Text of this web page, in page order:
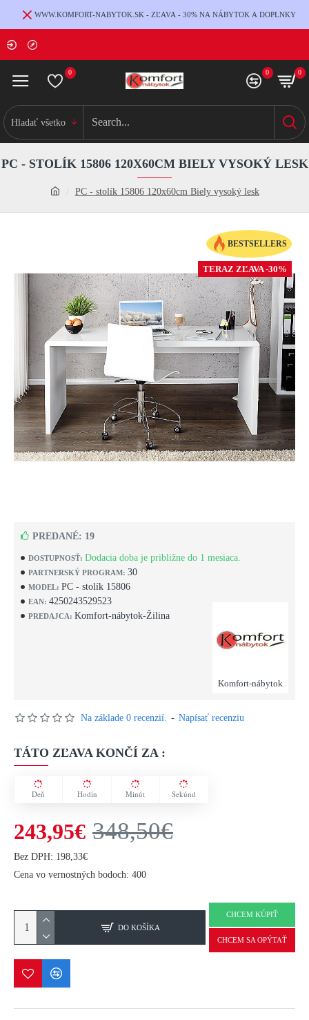
WWW.KOMFORT-NABYTOK.SK - ZĽAVA - 30% NA NÁBYTOK A DOPLNKY
0 0 0
Hladať všetko
PC - stolík 15806 120x60cm Biely vysoký lesk
PC - STOLÍK 15806 120X60CM BIELY VYSOKÝ LESK
BESTSELLERS
TERAZ ZĽAVA -30%
DOSTUPNOSŤ: Dodacia doba je približne do 1 mesiaca.
PARTNERSKÝ PROGRAM: 30
MODEL: PC - stolík 15806
EAN: 4250243529523
PREDAJCA: Komfort-nábytok-Žilina
Komfort-nábytok
PREDANÉ: 19
Na základe 0 recenzií. - Napísať recenziu
TÁTO ZĽAVA KONČÍ ZA :
Deň Hodín Minút Sekúnd
243,95€ 348,50€
Bez DPH: 198,33€
Cena vo vernostných bodoch: 400
DO KOŠÍKA
CHCEM KÚPIŤ
CHCEM SA OPÝTAŤ